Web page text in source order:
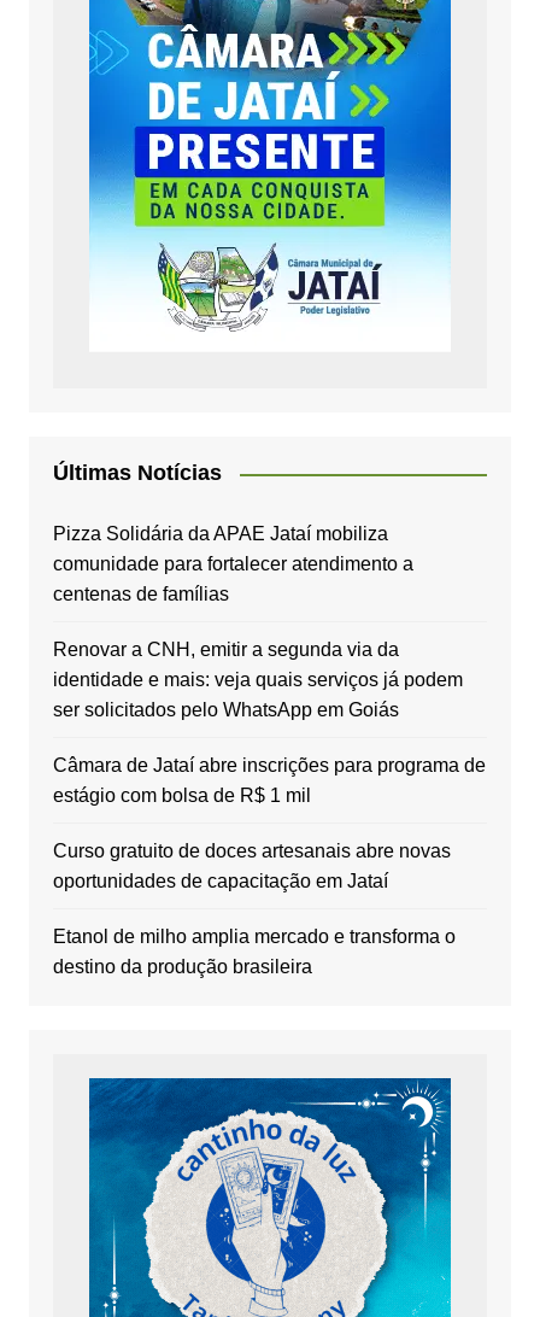
Últimas Notícias
Pizza Solidária da APAE Jataí mobiliza
comunidade para fortalecer atendimento a
centenas de famílias
Renovar a CNH, emitir a segunda via da
identidade e mais: veja quais serviços já podem
ser solicitados pelo WhatsApp em Goiás
Câmara de Jataí abre inscrições para programa de
estágio com bolsa de R$ 1 mil
Curso gratuito de doces artesanais abre novas
oportunidades de capacitação em Jataí
Etanol de milho amplia mercado e transforma o
destino da produção brasileira